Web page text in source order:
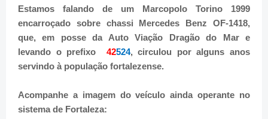
Estamos falando de um Marcopolo Torino 1999
encarroçado sobre chassi Mercedes Benz OF-1418,
que, em posse da Auto Viação Dragão do Mar e
levando o prefixo 42524, circulou por alguns anos
servindo à população fortalezense.
Acompanhe a imagem do veículo ainda operante no
sistema de Fortaleza: